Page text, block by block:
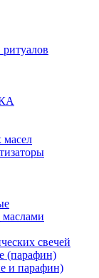
маслами
свечей
(парафин)
и парафин)